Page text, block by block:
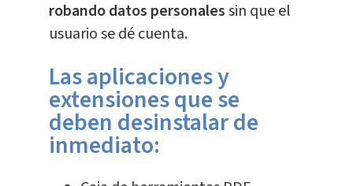
robando datos personalessin que el
usuario se dé cuenta.
Las aplicaciones y
extensiones que se
deben desinstalar de
inmediato: